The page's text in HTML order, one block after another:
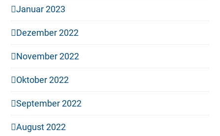
Januar 2023
Dezember 2022
November 2022
Oktober 2022
September 2022
August 2022